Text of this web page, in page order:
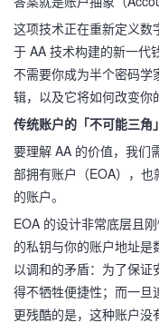
这项技术正在重新定义
于 AA 技术构建的新一代
不需要你成为半个密码学
辑，以及它将如何改变你
传统账户的「不可能三角」
要理解 AA 的价值，我
部拥有账户（EOA），
的账户。
EOA 的设计非常底层且
的私钥与你的账户地址
以调和的矛盾：为了保
得不牺牲便捷性；而一旦
更残酷的是，这种账户没